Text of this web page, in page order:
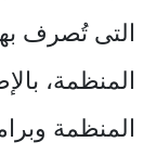
التى تُصرف
المنظمة،
المنظمة